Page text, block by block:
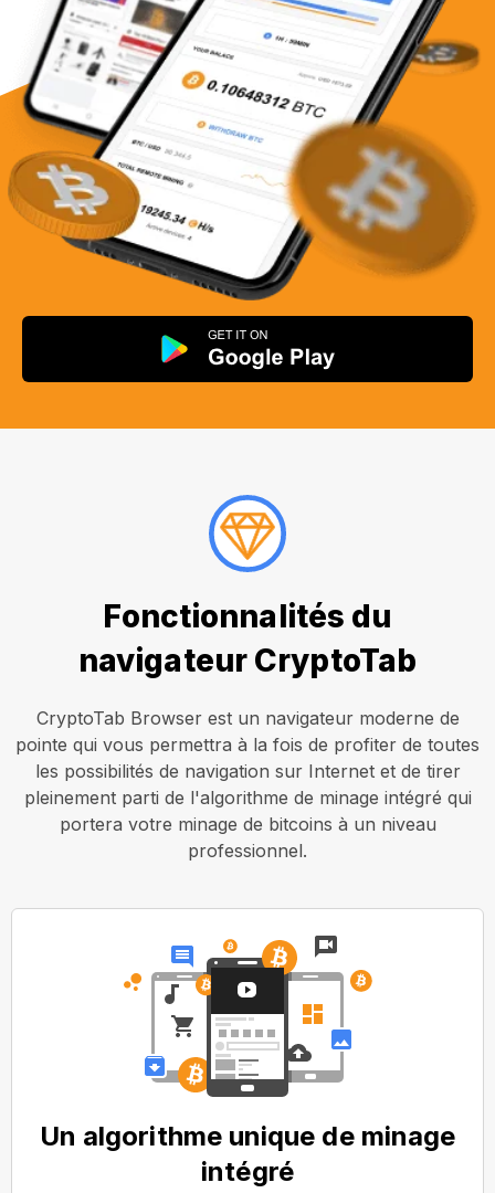
Fonctionnalités du
navigateur CryptoTab
CryptoTab Browser est un navigateur moderne de
pointe qui vous permettra à la fois de profiter de toutes
les possibilités de navigation sur Internet et de tirer
pleinement parti de l'algorithme de minage intégré qui
portera votre minage de bitcoins à un niveau
professionnel.
Un algorithme unique de minage
intégré